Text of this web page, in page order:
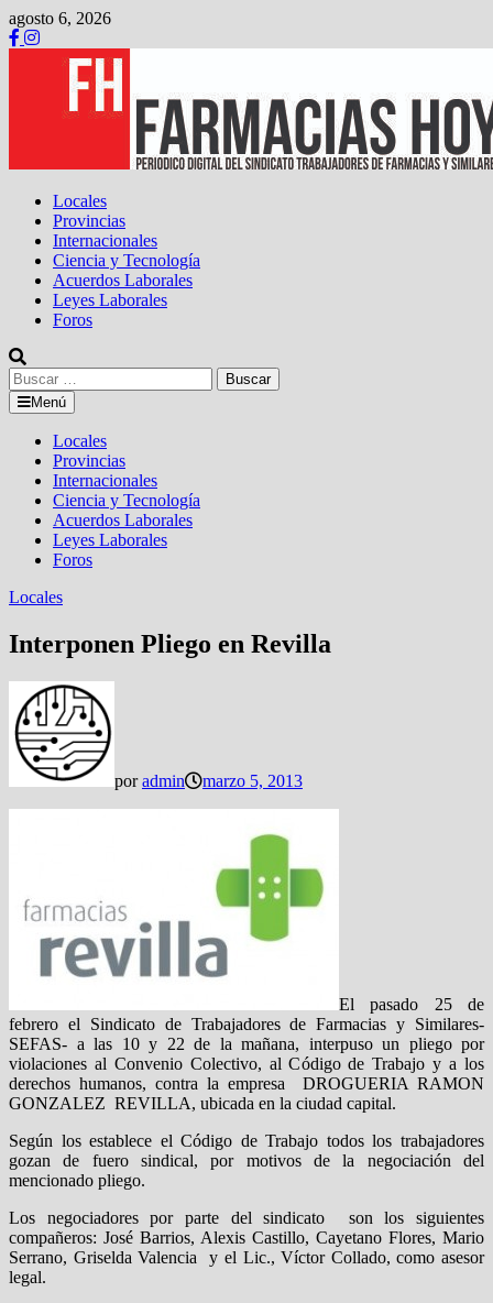
Saltar
al
contenido
agosto 6, 2026
Locales
Provincias
Internacionales
Ciencia y Tecnología
Acuerdos Laborales
Leyes Laborales
Foros
Buscar:
Menú
Locales
Provincias
Internacionales
Ciencia y Tecnología
Acuerdos Laborales
Leyes Laborales
Foros
Locales
Interponen Pliego en Revilla
poradmin marzo 5, 2013
El pasado 25 de
febrero el Sindicato de Trabajadores de Farmacias y Similares-
SEFAS- a las 10 y 22 de la mañana, interpuso un pliego por
violaciones al Convenio Colectivo, al Código de Trabajo y a los
derechos humanos, contra la empresa DROGUERIA RAMON
GONZALEZ REVILLA, ubicada en la ciudad capital.
Según los establece el Código de Trabajo todos los trabajadores
gozan de fuero sindical, por motivos de la negociación del
mencionado pliego.
Los negociadores por parte del sindicato son los siguientes
compañeros: José Barrios, Alexis Castillo, Cayetano Flores, Mario
Serrano, Griselda Valencia y el Lic., Víctor Collado, como asesor
legal.